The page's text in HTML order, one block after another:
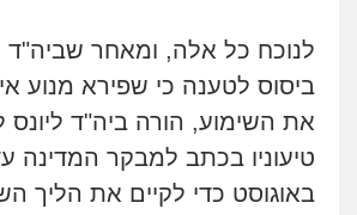
לנוכח כל אלה, ומאחר
ביסוס לטענה כי שפירא מנוע
את השימוע, הורה ביה"ד
באוגוסט כדי לקיים את הליך